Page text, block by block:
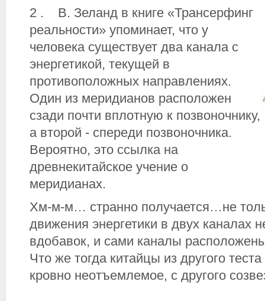
2 . В. Зеланд в книге «Трансерфинг
реальности» упоминает, что у
человека существует два канала с
энергетикой, текущей в
противоположных направлениях.
Один из меридианов расположен
сзади почти вплотную к позвоночнику,
а второй - спереди позвоночника.
Вероятно, это ссылка на
древнекитайское учение о
меридианах.
Хм-м-м… странно получается…не
движения энергетики в двух каналах
вдобавок, и сами каналы
Что же тогда китайцы из другого
кровно неотъемлемое, с другого